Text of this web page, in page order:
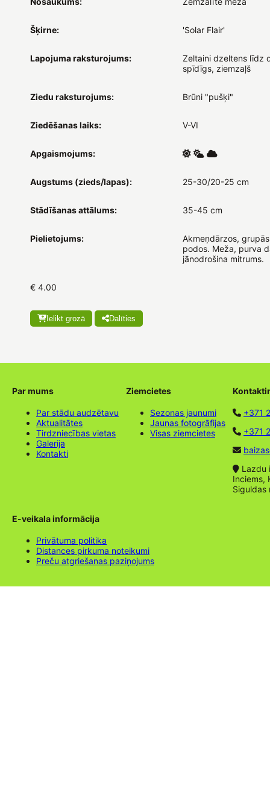
Šķirne: 'Solar Flair'
Lapojuma raksturojums:
Zeltaini dzeltens līdz
spīdīgs, ziemzaļš
Ziedu raksturojums: Brūni "pušķi"
Ziedēšanas laiks: V-VI
Apgaismojums:
Augstums (zieds/lapas): 25-30/20-25 cm
Stādīšanas attālums: 35-45 cm
Pielietojums:
Akmeņdārzos,
podos. Meža, purva
jānodrošina mitrums.
€ 4.00
Ielikt grozā Dalīties
Par mums
Par stādu audzētavu
Aktualitātes
Tirdzniecības vietas
Galerija
Kontakti
Ziemcietes
Sezonas jaunumi
Jaunas fotogrāfijas
Visas ziemcietes
+371
+371
Lazdu
Inciems,
Siguldas
E-veikala informācija
Privātuma politika
Distances pirkuma noteikumi
Preču atgriešanas paziņojums